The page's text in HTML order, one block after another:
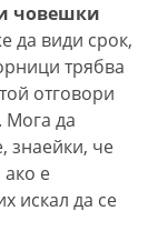
човешки
да види срок,
трябва
отговори
Мога да
знаейки, че
е
искал да се